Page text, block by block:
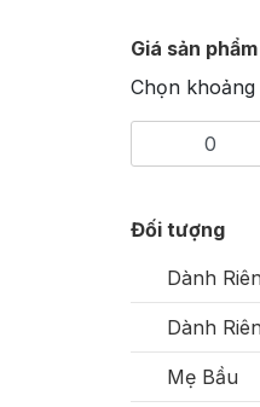
Giá sản phẩm
Chọn khoảng
Đối tượng
Dành
Dành
Mẹ Bầu